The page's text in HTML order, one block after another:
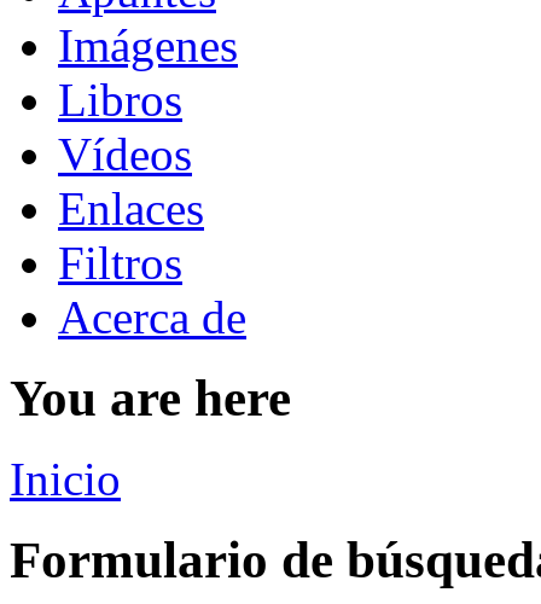
Imágenes
Libros
Vídeos
Enlaces
Filtros
Acerca de
You are here
Inicio
Formulario de